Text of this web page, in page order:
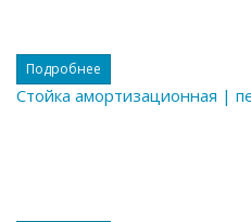
Подробнее
Стойка амортизационная |